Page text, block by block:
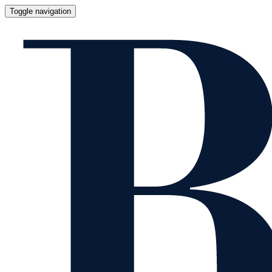
Toggle navigation